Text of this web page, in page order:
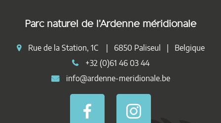
Parc naturel de l'Ardenne méridionale
Rue de la Station, 1C | 6850 Paliseul | Belgique
+32 (0)61 46 03 44
info@ardenne-meridionale.be